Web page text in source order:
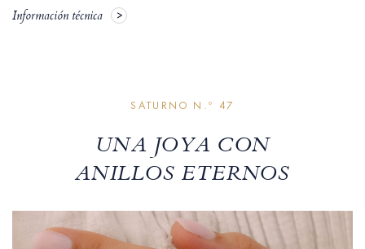
Información técnica
SATURNO N.º 47
UNA JOYA CON
ANILLOS ETERNOS